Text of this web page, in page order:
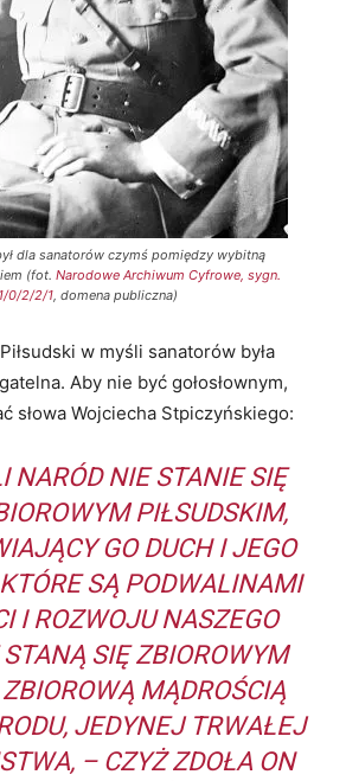
dla sanatorów czymś pomiędzy wybitną
(fot. Narodowe Archiwum Cyfrowe, sygn.
0/2/2/1, domena publiczna)
w myśli sanatorów była
Aby nie być gołosłownym,
słowa Wojciecha Stpiczyńskiego:
NARÓD NIE STANIE SIĘ
PIŁSUDSKIM,
GO DUCH I JEGO
SĄ PODWALINAMI
I ROZWOJU NASZEGO
SIĘ ZBIOROWYM
MĄDROŚCIĄ
JEDYNEJ TRWAŁEJ
– CZYŻ ZDOŁA ON